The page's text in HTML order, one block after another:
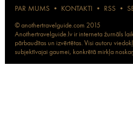
PAR MUMS • KONTAKTI • RSS •
© anothertravelguide.com 2015
Anothertravelguide.lv ir interneta žurnāls
pārbaudītas un izvērtētas. Visi autoru
subjektīvajai gaumei, konkrētā mirkļa